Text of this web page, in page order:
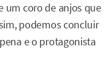
um coro de anjos que
podemos concluir
e o protagonista